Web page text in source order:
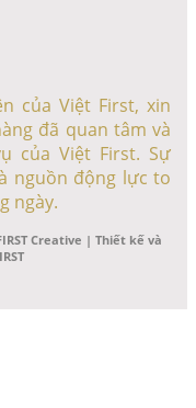
của Việt First, xin
đã quan tâm và
của Việt First. Sự
nguồn động lực to
ngày.
Creative | Thiết kế và